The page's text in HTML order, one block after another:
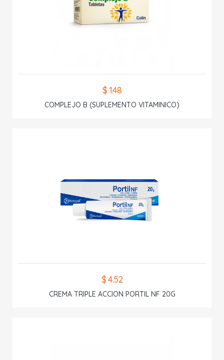
$ 1.48
COMPLEJO B (SUPLEMENTO VITAMINICO)
$ 4.52
CREMA TRIPLE ACCION PORTIL NF 20G